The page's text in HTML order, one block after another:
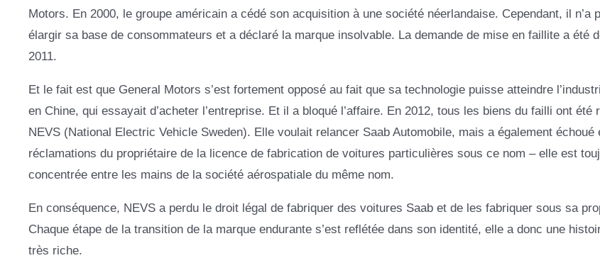
Motors. En 2000, le groupe américain a cédé son acquisition à une société néerlandaise. Cependant, il n’a
élargir sa base de consommateurs et a déclaré la marque insolvable. La demande de mise en faillite a été
2011.
Et le fait est que General Motors s’est fortement opposé au fait que sa technologie puisse atteindre
en Chine, qui essayait d’acheter l’entreprise. Et il a bloqué l’affaire. En 2012, tous les biens du failli ont été
NEVS (National Electric Vehicle Sweden). Elle voulait relancer Saab Automobile, mais a également échoué
réclamations du propriétaire de la licence de fabrication de voitures particulières sous ce nom – elle est
concentrée entre les mains de la société aérospatiale du même nom.
En conséquence, NEVS a perdu le droit légal de fabriquer des voitures Saab et de les fabriquer sous sa
Chaque étape de la transition de la marque endurante s’est reflétée dans son identité, elle a donc une
très riche.